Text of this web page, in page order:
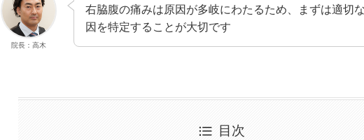
院長：高木
右脇腹の痛みは原因が多岐にわたるため、まずは適切
因を特定することが大切です
目次